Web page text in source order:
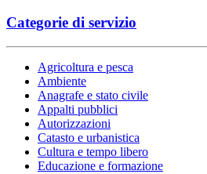
Categorie di servizio
Agricoltura e pesca
Ambiente
Anagrafe e stato civile
Appalti pubblici
Autorizzazioni
Catasto e urbanistica
Cultura e tempo libero
Educazione e formazione